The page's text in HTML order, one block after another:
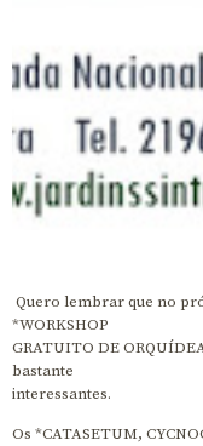
Quero lembrar que no
*WORKSHOP
GRATUITO DE
bastante
interessantes.
Os *CATASETUM,